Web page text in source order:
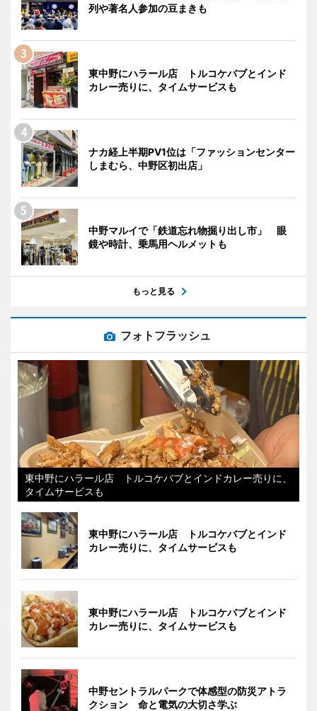
列や著名人参加の豆まきも
東中野にハラール店 トルコケバブとインド
カレー売りに、タイムサービスも
ナカ経上半期PV1位は「ファッションセンター
しまむら、中野区初出店」
中野マルイで「鉄道忘れ物掘り出し市」 眼
鏡や時計、乗馬用ヘルメットも
もっと見る
フォトフラッシュ
東中野にハラール店 トルコケバブとインドカレー売りに、
タイムサービスも
東中野にハラール店 トルコケバブとインド
カレー売りに、タイムサービスも
東中野にハラール店 トルコケバブとインド
カレー売りに、タイムサービスも
中野セントラルパークで体感型の防災アトラ
クション 命と電気の大切さ学ぶ